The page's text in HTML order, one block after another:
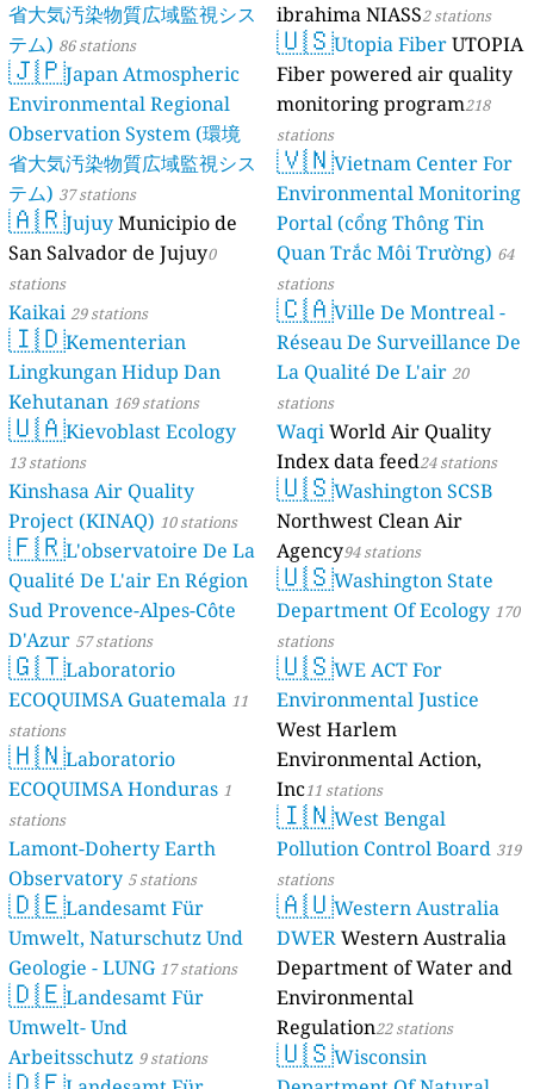
省大気汚染物質広域監視シス
テム) 86 stations
🇯🇵Japan Atmospheric
Environmental Regional
Observation System (環境
省大気汚染物質広域監視シス
テム) 37 stations
🇦🇷Jujuy Municipio de
San Salvador de Jujuy0
stations
Kaikai 29 stations
🇮🇩Kementerian
Lingkungan Hidup Dan
Kehutanan 169 stations
🇺🇦Kievoblast Ecology
13 stations
Kinshasa Air Quality
Project (KINAQ) 10 stations
🇫🇷L'observatoire De La
Qualité De L'air En Région
Sud Provence-Alpes-Côte
D'Azur 57 stations
🇬🇹Laboratorio
ECOQUIMSA Guatemala 11
stations
🇭🇳Laboratorio
ECOQUIMSA Honduras 1
stations
Lamont-Doherty Earth
Observatory 5 stations
🇩🇪Landesamt Für
Umwelt, Naturschutz Und
Geologie - LUNG 17 stations
🇩🇪Landesamt Für
Umwelt- Und
Arbeitsschutz 9 stations
ibrahima NIASS2 stations
🇺🇸Utopia FiberUTOPIA
Fiber powered air quality
monitoring program218
stations
🇻🇳Vietnam Center For
Environmental Monitoring
Portal (cổng Thông Tin
Quan Trắc Môi Trường) 64
stations
🇨🇦Ville De Montreal -
Réseau De Surveillance De
La Qualité De L'air 20
stations
WaqiWorld Air Quality
Index data feed24 stations
🇺🇸Washington SCSB
Northwest Clean Air
Agency94 stations
🇺🇸Washington State
Department Of Ecology 170
stations
🇺🇸WE ACT For
Environmental Justice
West Harlem
Environmental Action,
Inc11 stations
🇮🇳West Bengal
Pollution Control Board 319
stations
🇦🇺Western Australia
DWERWestern Australia
Department of Water and
Environmental
Regulation22 stations
🇺🇸Wisconsin